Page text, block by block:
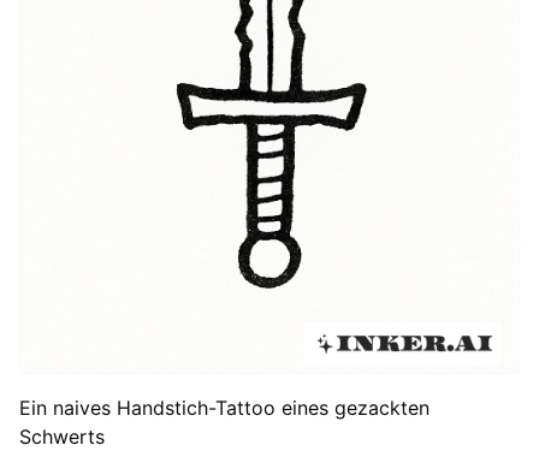
Ein naives Handstich-Tattoo eines gezackten
Schwerts